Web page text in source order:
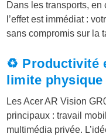
Dans les transports,
l’effet est immédiat :
sans compromis sur la
♻️ Productivité
limite physique
Les Acer AR Vision
principaux : travail
multimédia privée.